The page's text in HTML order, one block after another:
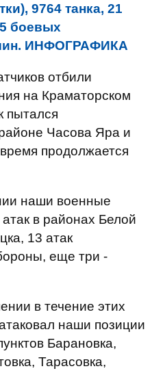
9764 танка, 21
боевых
ИНФОГРАФИКА
отбили
на Краматорском
пытался
Часова Яра и
продолжается
наши военные
в районах Белой
13 атак
еще три -
в течение этих
наши позиции
Барановка,
Тарасовка,